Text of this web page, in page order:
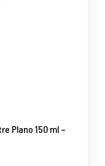
Plano 150 ml –